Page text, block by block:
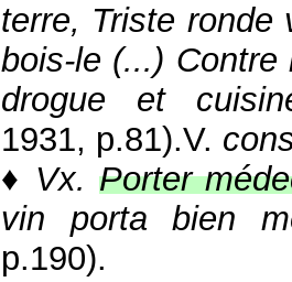
terre, Triste
bois-le (...)
drogue et
1931, p.81).V.
♦ Vx. Porter
vin porta bien
p.190).